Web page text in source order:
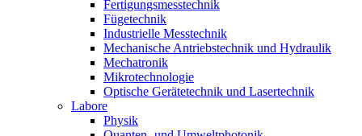
Fertigungsmesstechnik
Fügetechnik
Industrielle Messtechnik
Mechanische Antriebstechnik und Hydraulik
Mechatronik
Mikrotechnologie
Optische Gerätetechnik und Lasertechnik
Labore
Physik